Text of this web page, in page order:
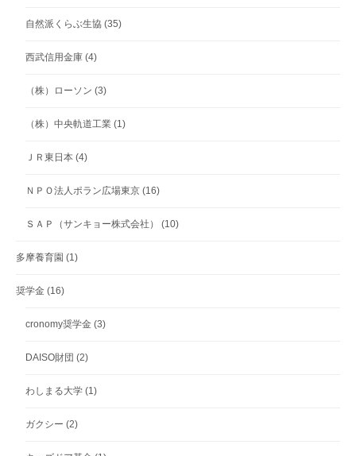
自然派くらぶ生協 (35)
西武信用金庫 (4)
（株）ローソン (3)
（株）中央軌道工業 (1)
ＪＲ東日本 (4)
ＮＰＯ法人ポラン広場東京 (16)
ＳＡＰ（サンキョー株式会社） (10)
多摩養育園 (1)
奨学金 (16)
cronomy奨学金 (3)
DAISO財団 (2)
わしまる大学 (1)
ガクシー (2)